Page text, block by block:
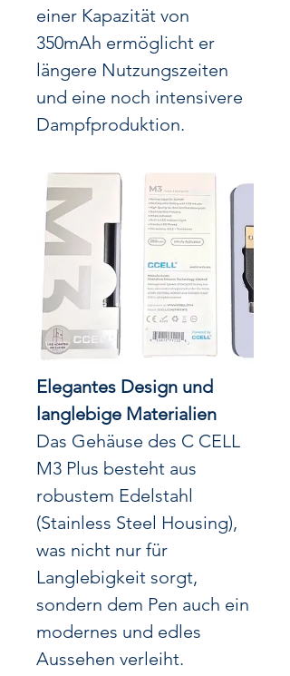
einer Kapazität von
350mAh ermöglicht er
längere Nutzungszeiten
und eine noch intensivere
Dampfproduktion.
Elegantes Design und
langlebige Materialien
Das Gehäuse des C CELL
M3 Plus besteht aus
robustem Edelstahl
(Stainless Steel Housing),
was nicht nur für
Langlebigkeit sorgt,
sondern dem Pen auch ein
modernes und edles
Aussehen verleiht.